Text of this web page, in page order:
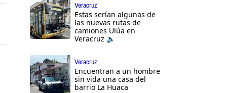
Veracruz
Estas serían algunas de
las nuevas rutas de
camiones Ulúa en
Veracruz 🔈
Veracruz
Encuentran a un hombre
sin vida una casa del
barrio La Huaca